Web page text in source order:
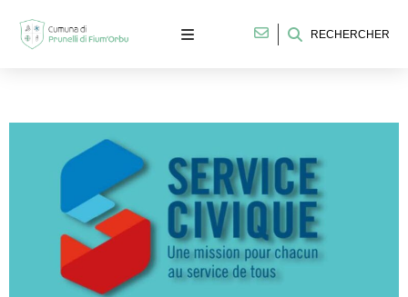
RECHERCHER